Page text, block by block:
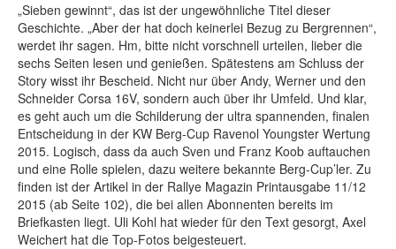
„Sieben gewinnt“, das ist der ungewöhnliche Titel dieser
Geschichte. „Aber der hat doch keinerlei Bezug zu Bergrennen“,
werdet ihr sagen. Hm, bitte nicht vorschnell urteilen, lieber die
sechs Seiten lesen und genießen. Spätestens am Schluss der
Story wisst ihr Bescheid. Nicht nur über Andy, Werner und den
Schneider Corsa 16V, sondern auch über ihr Umfeld. Und klar,
es geht auch um die Schilderung der ultra spannenden, finalen
Entscheidung in der KW Berg-Cup Ravenol Youngster Wertung
2015. Logisch, dass da auch Sven und Franz Koob auftauchen
und eine Rolle spielen, dazu weitere bekannte Berg-Cup’ler. Zu
finden ist der Artikel in der Rallye Magazin Printausgabe 11/12
2015 (ab Seite 102), die bei allen Abonnenten bereits im
Briefkasten liegt. Uli Kohl hat wieder für den Text gesorgt, Axel
Weichert hat die Top-Fotos beigesteuert.